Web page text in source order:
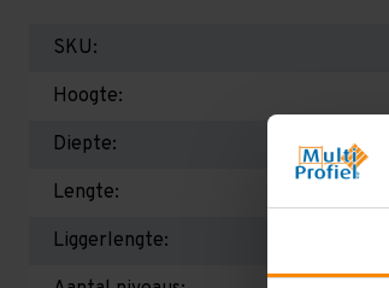
SKU:
Hoogte:
Diepte:
Lengte:
Liggerlengte: